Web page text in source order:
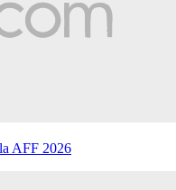
AFF 2026